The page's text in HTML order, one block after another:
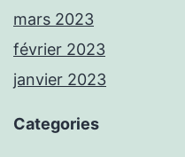
mars 2023
février 2023
janvier 2023
Categories